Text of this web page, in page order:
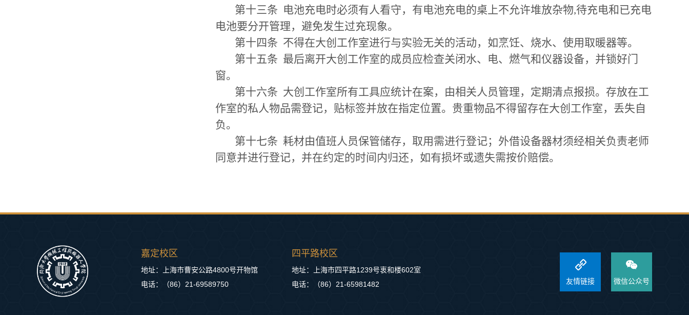
第十三条 电池充电时必须有人看守，有电池充电的桌上不允许堆放杂物,待充电和已充电
电池要分开管理，避免发生过充现象。
第十四条 不得在大创工作室进行与实验无关的活动，如烹饪、烧水、使用取暖器等。
第十五条 最后离开大创工作室的成员应检查关闭水、电、燃气和仪器设备，并锁好门
窗。
第十六条 大创工作室所有工具应统计在案，由相关人员管理，定期清点报损。存放在工
作室的私人物品需登记，贴标签并放在指定位置。贵重物品不得留存在大创工作室，丢失自
负。
第十七条 耗材由值班人员保管储存，取用需进行登记；外借设备器材须经相关负责老师
同意并进行登记，并在约定的时间内归还，如有损坏或遗失需按价赔偿。
嘉定校区
地址：上海市曹安公路4800号开物馆
电话：（86）21-69589750
四平路校区
地址：上海市四平路1239号衷和楼602室
电话：（86）21-65981482
友情链接 微信公众号